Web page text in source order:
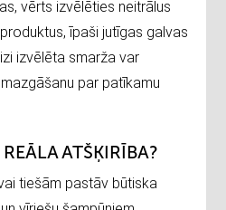
vērts izvēlēties neitrālus
īpaši jutīgas galvas
izvēlēta smarža var
par patīkamu
ATŠĶIRĪBA?
tiešām pastāv būtiska